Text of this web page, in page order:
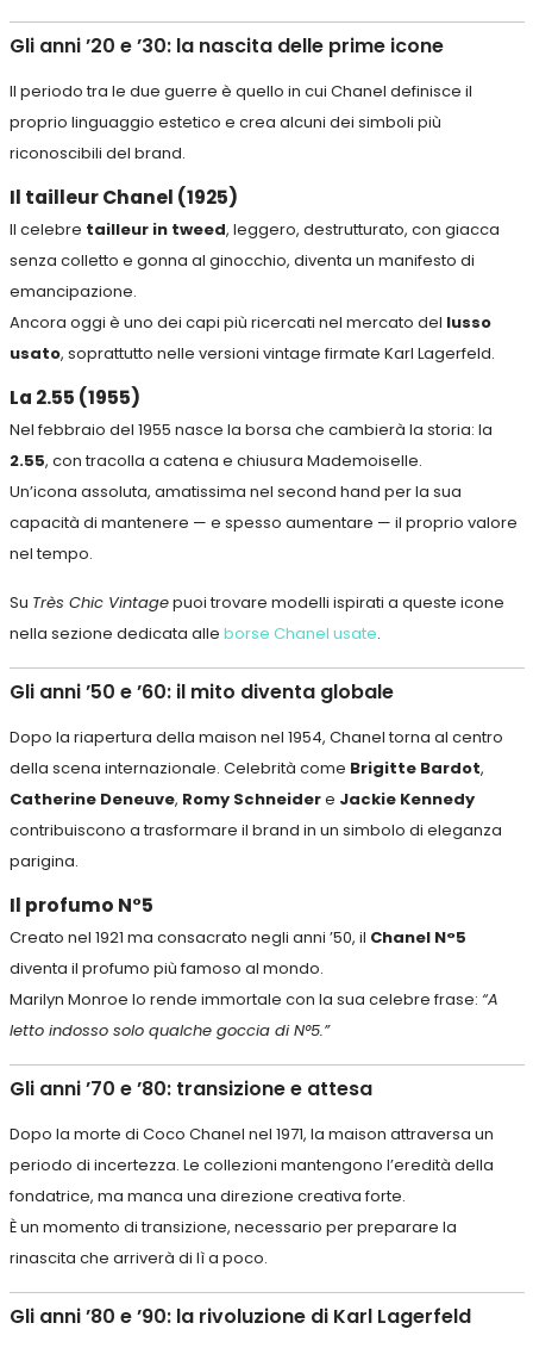
Gli anni ’20 e ’30: la nascita delle prime icone
Il periodo tra le due guerre è quello in cui Chanel definisce il
proprio linguaggio estetico e crea alcuni dei simboli più
riconoscibili del brand.
Il tailleur Chanel (1925)
Il celebre tailleur in tweed, leggero, destrutturato, con giacca
senza colletto e gonna al ginocchio, diventa un manifesto di
emancipazione.
Ancora oggi è uno dei capi più ricercati nel mercato del lusso
usato, soprattutto nelle versioni vintage firmate Karl Lagerfeld.
La 2.55 (1955)
Nel febbraio del 1955 nasce la borsa che cambierà la storia: la
2.55, con tracolla a catena e chiusura Mademoiselle.
Un’icona assoluta, amatissima nel second hand per la sua
capacità di mantenere — e spesso aumentare — il proprio valore
nel tempo.
Su Très Chic Vintagepuoi trovare modelli ispirati a queste icone
nella sezione dedicata alle borse Chanel usate.
Gli anni ’50 e ’60: il mito diventa globale
Dopo la riapertura della maison nel 1954, Chanel torna al centro
della scena internazionale. Celebrità come Brigitte Bardot,
Catherine Deneuve, Romy Schneidere Jackie Kennedy
contribuiscono a trasformare il brand in un simbolo di eleganza
parigina.
Il profumo N°5
Creato nel 1921 ma consacrato negli anni ’50, il Chanel N°5
diventa il profumo più famoso al mondo.
Marilyn Monroe lo rende immortale con la sua celebre frase: “A
letto indosso solo qualche goccia di N°5.”
Gli anni ’70 e ’80: transizione e attesa
Dopo la morte di Coco Chanel nel 1971, la maison attraversa un
periodo di incertezza. Le collezioni mantengono l’eredità della
fondatrice, ma manca una direzione creativa forte.
È un momento di transizione, necessario per preparare la
rinascita che arriverà di lì a poco.
Gli anni ’80 e ’90: la rivoluzione di Karl Lagerfeld